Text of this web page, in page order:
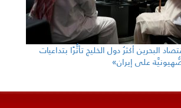
أكثرُ دول الخليج تأثُّرًا بتداعيات
على إيران»